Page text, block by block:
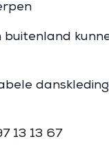
buitenland
13 13 67